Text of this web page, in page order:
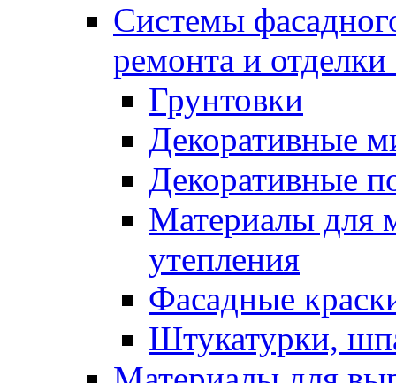
Системы
ремонта и отделки
Грунтовки
Декоративные
Декоративные
Материалы для
утепления
Фасадные
Штукатурки,